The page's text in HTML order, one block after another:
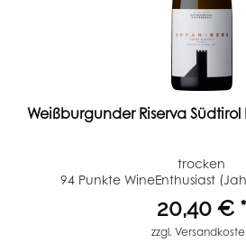
Weißburgunder Riserva
trocken
94 Punkte WineEnthusiast
20,40 € *
zzgl.